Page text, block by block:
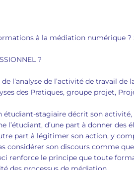
à la médiation numérique
?
de l’activité de travail de
des Pratiques, groupe projet,
stagiaire décrit son
d’une part à donner des
part à légitimer son action, y
son discours comme
le principe que toute